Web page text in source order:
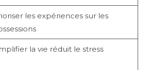
les expériences sur les
la vie réduit le stress